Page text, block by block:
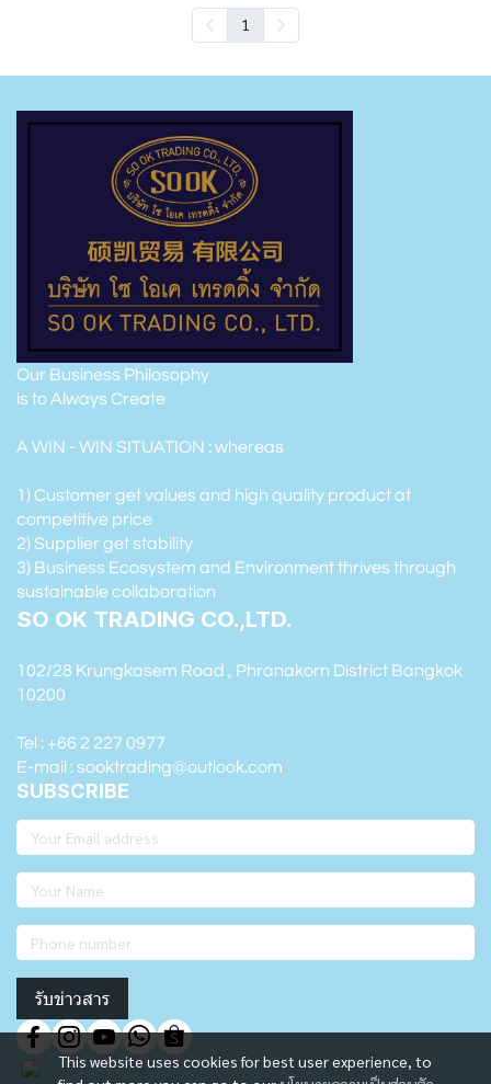
1
This website uses cookies for best user experience, to
Our Business Philosophy
is to Always Create
A WIN - WIN SITUATION : whereas
1) Customer get values and high quality product at
competitive price
2) Supplier get stability
3) Business Ecosystem and Environment thrives through
sustainable collaboration
SO OK TRADING CO.,LTD.
102/28 Krungkasem Road , Phranakorn District Bangkok
10200
Tel : +66 2 227 0977
E-mail : sooktrading@outlook.com
SUBSCRIBE
รับข่าวสาร